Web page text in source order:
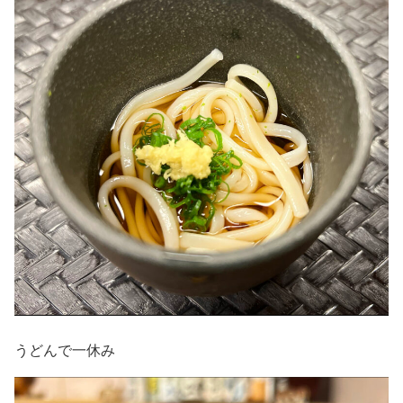
うどんで一休み